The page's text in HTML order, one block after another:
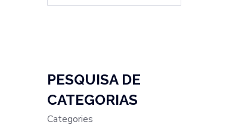
PESQUISA DE
CATEGORIAS
Categories